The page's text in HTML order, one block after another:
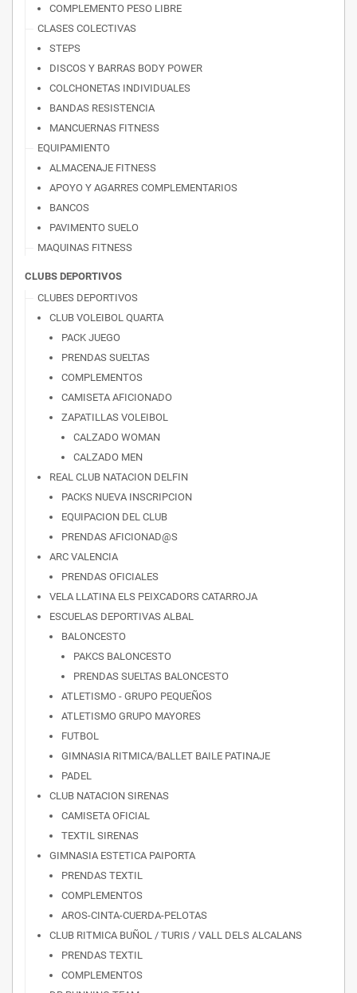
COMPLEMENTO PESO LIBRE
CLASES COLECTIVAS
STEPS
DISCOS Y BARRAS BODY POWER
COLCHONETAS INDIVIDUALES
BANDAS RESISTENCIA
MANCUERNAS FITNESS
EQUIPAMIENTO
ALMACENAJE FITNESS
APOYO Y AGARRES COMPLEMENTARIOS
BANCOS
PAVIMENTO SUELO
MAQUINAS FITNESS
CLUBS DEPORTIVOS
CLUBES DEPORTIVOS
CLUB VOLEIBOL QUARTA
PACK JUEGO
PRENDAS SUELTAS
COMPLEMENTOS
CAMISETA AFICIONADO
ZAPATILLAS VOLEIBOL
CALZADO WOMAN
CALZADO MEN
REAL CLUB NATACION DELFIN
PACKS NUEVA INSCRIPCION
EQUIPACION DEL CLUB
PRENDAS AFICIONAD@S
ARC VALENCIA
PRENDAS OFICIALES
VELA LLATINA ELS PEIXCADORS CATARROJA
ESCUELAS DEPORTIVAS ALBAL
BALONCESTO
PAKCS BALONCESTO
PRENDAS SUELTAS BALONCESTO
ATLETISMO - GRUPO PEQUEÑOS
ATLETISMO GRUPO MAYORES
FUTBOL
GIMNASIA RITMICA/BALLET BAILE PATINAJE
PADEL
CLUB NATACION SIRENAS
CAMISETA OFICIAL
TEXTIL SIRENAS
GIMNASIA ESTETICA PAIPORTA
PRENDAS TEXTIL
COMPLEMENTOS
AROS-CINTA-CUERDA-PELOTAS
CLUB RITMICA BUÑOL / TURIS / VALL DELS ALCALANS
PRENDAS TEXTIL
COMPLEMENTOS